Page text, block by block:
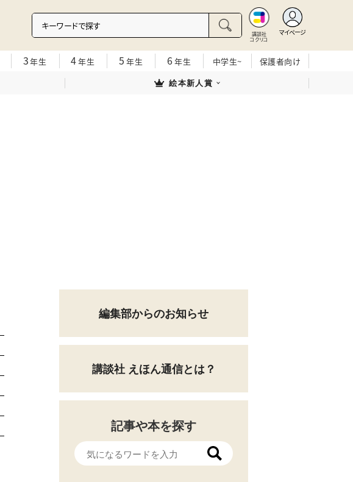
講談社
コクリコ
マイページ
3年生 4年生 5 年生 6 年生 中学生~
保護者向け
絵本新人賞
編集部からのお知らせ
講談社 えほん通信とは？
記事や本を探す